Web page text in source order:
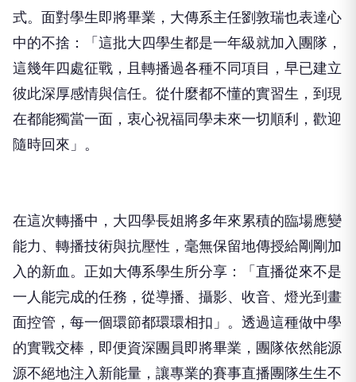
式。面對學生即將畢業，大傳系主任劉敦瑞也表達心
中的不捨：「這批大四學生都是一年級就加入團隊，
這幾年四處征戰，且轉播過各種不同項目，早已建立
彼此深厚感情與信任。從什麼都不懂的實習生，到現
在都能獨當一面，衷心祝福同學未來一切順利，歡迎
隨時回來」。
在這次轉播中，大四學長姐將多年來累積的臨場應變
能力、轉播技術與抗壓性，毫無保留地傳授給剛剛加
入的新血。正如大傳系學生所分享：「直播從來不是
一人能完成的任務，從導播、攝影、收音、燈光到畫
面控管，每一個環節都環環相扣」。透過這種做中學
的實戰交棒，即便資深團員即將畢業，團隊依然能源
源不絕地注入新能量，讓專業的賽事直播團隊生生不